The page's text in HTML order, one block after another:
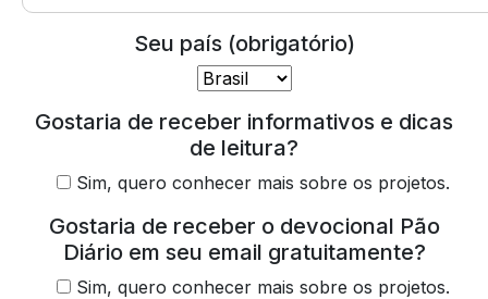
Seu país (obrigatório)
Gostaria de receber informativos e dicas
de leitura?
Sim, quero conhecer mais sobre os projetos.
Gostaria de receber o devocional Pão
Diário em seu email gratuitamente?
Sim, quero conhecer mais sobre os projetos.